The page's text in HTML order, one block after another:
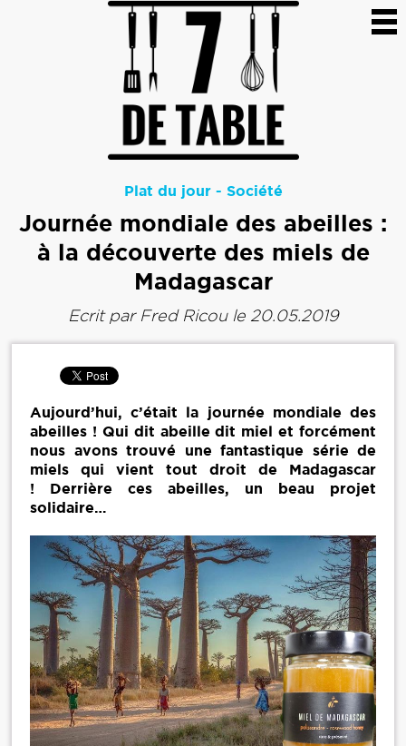
Plat du jour- Société
Journée mondiale des abeilles :
à la découverte des miels de
Madagascar
Ecrit par Fred Ricoule 20.05.2019
Aujourd’hui, c’était la journée mondiale des
abeilles ! Qui dit abeille dit miel et forcément
nous avons trouvé une fantastique série de
miels qui vient tout droit de Madagascar
! Derrière ces abeilles, un beau projet
solidaire…